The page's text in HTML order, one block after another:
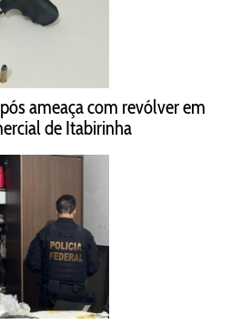
ameaça com revólver em
de Itabirinha